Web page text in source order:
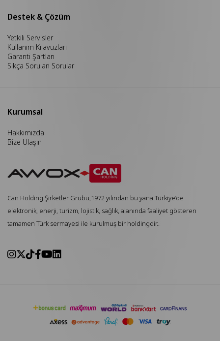
Destek & Çözüm
Yetkili Servisler
Kullanım Kılavuzları
Garanti Şartları
Sıkça Sorulan Sorular
Kurumsal
Hakkımızda
Bize Ulaşın
Can Holding Şirketler Grubu,1972 yılından bu yana Türkiye’de
elektronik, enerji, turizm, lojistik, sağlık, alanında faaliyet gösteren
tamamen Türk sermayesi ile kurulmuş bir holdingdir..